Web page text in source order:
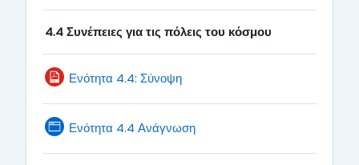
4.4 Συνέπειες για τις πόλεις του κόσμου
Ενότητα 4.4: ΣύνοψηFile
Ενότητα 4.4 ΑνάγνωσηPage